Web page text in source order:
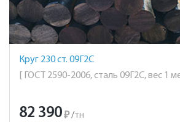
Круг 230 ст. 09Г2С
[ ГОСТ 2590-2006, сталь 09Г2С, вес 1
82 390₽ /тн